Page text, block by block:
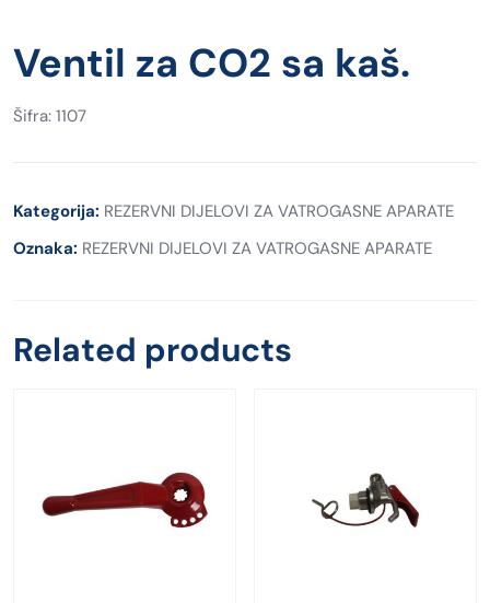
Ventil za CO2 sa kaš.
Šifra: 1107
Kategorija: REZERVNI DIJELOVI ZA VATROGASNE APARATE
Oznaka: REZERVNI DIJELOVI ZA VATROGASNE APARATE
Related products